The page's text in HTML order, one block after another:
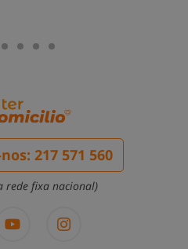
217 571 560
rede fixa nacional)